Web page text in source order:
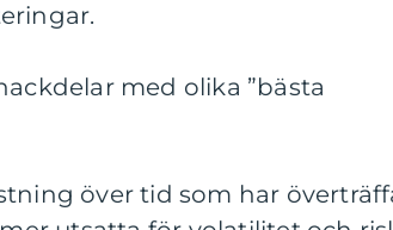
med olika ”bästa
över tid som har